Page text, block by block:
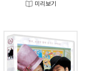
미리보기